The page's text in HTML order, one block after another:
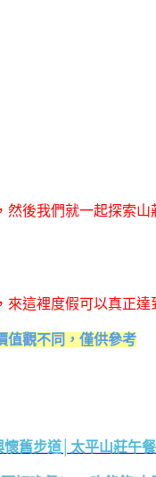
後我們就一起探索
來這裡度假可以真正
值觀不同，僅供參考
舊步道│太平山莊午